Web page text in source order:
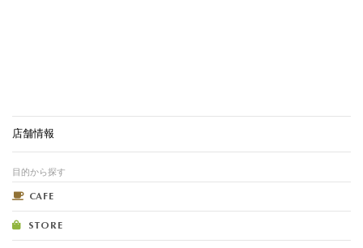
店舗情報
目的から探す
CAFE
STORE